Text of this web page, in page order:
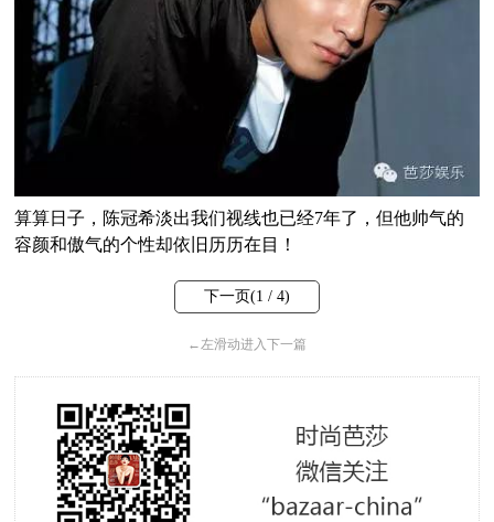
算算日子，陈冠希淡出我们视线也已经7年了，但他帅气的
容颜和傲气的个性却依旧历历在目！
下一页(1 / 4)
←左滑动进入下一篇